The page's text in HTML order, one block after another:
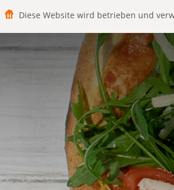
Diese Website wird betrieben und